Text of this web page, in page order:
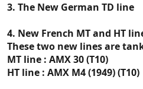
3. The New German TD line
4. New French MT and HT
These two new lines are
MT line : AMX 30 (T10)
HT line : AMX M4 (1949) (T10)